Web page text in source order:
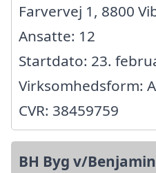
Farvervej 1, 8800
Ansatte: 12
Startdato: 23.
Virksomhedsform:
CVR: 38459759
BH Byg v/